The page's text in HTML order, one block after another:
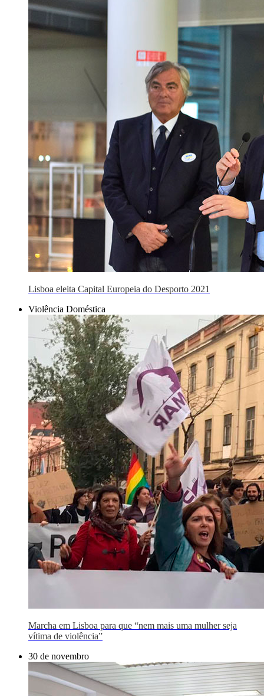
Lisboa eleita Capital Europeia do Desporto 2021
Violência Doméstica
Marcha em Lisboa para que “nem mais uma mulher seja
vítima de violência”
30 de novembro